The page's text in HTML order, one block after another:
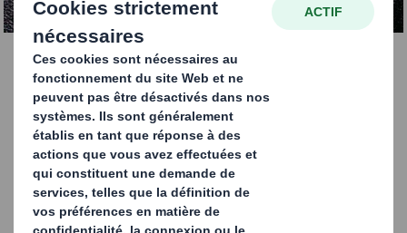
Comprendre les défis
de votre chaîne
d'approvisionnement